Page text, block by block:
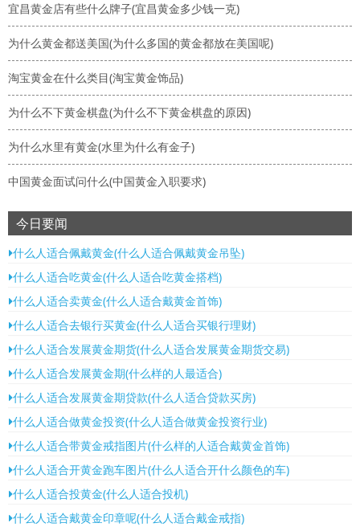
宜昌黄金店有些什么牌子(宜昌黄金多少钱一克)
为什么黄金都送美国(为什么多国的黄金都放在美国呢)
淘宝黄金在什么类目(淘宝黄金饰品)
为什么不下黄金棋盘(为什么不下黄金棋盘的原因)
为什么水里有黄金(水里为什么有金子)
中国黄金面试问什么(中国黄金入职要求)
今日要闻
什么人适合佩戴黄金(什么人适合佩戴黄金吊坠)
什么人适合吃黄金(什么人适合吃黄金搭档)
什么人适合卖黄金(什么人适合戴黄金首饰)
什么人适合去银行买黄金(什么人适合买银行理财)
什么人适合发展黄金期货(什么人适合发展黄金期货交易)
什么人适合发展黄金期(什么样的人最适合)
什么人适合发展黄金期贷款(什么人适合贷款买房)
什么人适合做黄金投资(什么人适合做黄金投资行业)
什么人适合带黄金戒指图片(什么样的人适合戴黄金首饰)
什么人适合开黄金跑车图片(什么人适合开什么颜色的车)
什么人适合投黄金(什么人适合投机)
什么人适合戴黄金印章呢(什么人适合戴金戒指)